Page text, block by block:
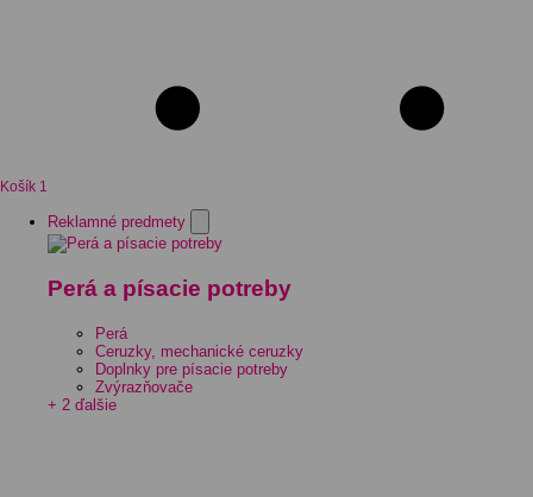
Košík 1
Reklamné predmety
Perá a písacie potreby
Perá
Ceruzky, mechanické ceruzky
Doplnky pre písacie potreby
Zvýrazňovače
+ 2 ďalšie